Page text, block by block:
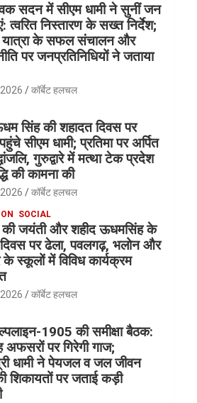
सदन में सीएम धामी ने सुनीं जन
त्वरित निस्तारण के सख्त निर्देश;
यात्रा के सफल संचालन और
पर जनप्रतिनिधियों ने जताया
कॉर्बेट हलचल
सिंह की शहादत दिवस पर
सीएम धामी; प्रतिमा पर अर्पित
गुरुद्वारे में मत्था टेक प्रदेश
की कामना की
कॉर्बेट हलचल
SOCIAL
जयंती और शहीद ऊधमसिंह के
पर ढेला, पवलगढ़, भलोन और
के स्कूलों में विविध कार्यक्रम
कॉर्बेट हलचल
1905 की समीक्षा बैठक:
अफसरों पर गिरेगी गाज;
धामी ने पेयजल व जल जीवन
शिकायतों पर जताई कड़ी